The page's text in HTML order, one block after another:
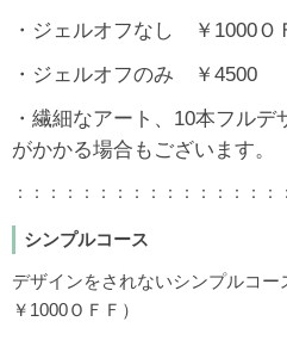
・ジェルオフなし ￥1000Ｏ
・ジェルオフのみ ￥4500
・繊細なアート、10本フル
がかかる場合もございます。
：：：：：：：：：：：：：：：
シンプルコース
デザインをされないシンプルコ
￥1000ＯＦＦ）